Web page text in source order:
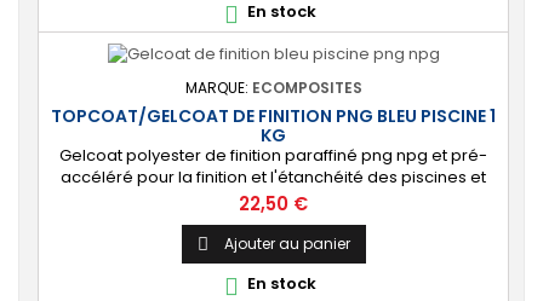
 En stock
MARQUE: ECOMPOSITES
TOPCOAT/GELCOAT DE FINITION PNG BLEU PISCINE 1
KG
Gelcoat polyester de finition paraffiné png npg et pré-
accéléré pour la finition et l'étanchéité des piscines et
bassins. [Finition] : Fournit une couche extérieure lisse
brillante qualité immersion. [Étanche] : Étanchéifie votre
stratification résine et fibre de verre. Livré avec son
catalyseur PMEC 2 cl
Prix
22,50 €
 Ajouter au panier
 En stock